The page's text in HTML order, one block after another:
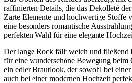
raffinierten Details, die das Dekolleté
Zarte Elemente und hochwertige Stoffe
eine besonders romantische
perfekten Wahl für eine elegante
Der lange Rock fällt weich und fließend
für eine wunderschöne Bewegung beim
ein edler Brautlook, der sowohl bei einer
auch bei einer modernen Hochzeit